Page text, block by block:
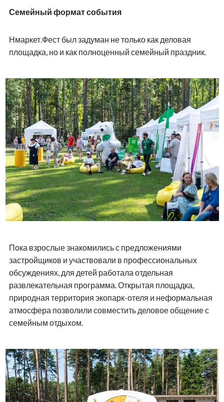
0
ПОДПИШИТЕСЬ НА НАС В MAX
Галина Дидан
Журналист
Читайте в
сегодня 10:00
На правах рекламы
Гастро-день
«Яблоко от яблоньки»:
ярмарка, мастер-классы и